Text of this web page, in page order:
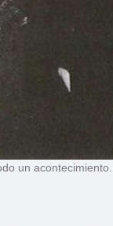
un acontecimiento...